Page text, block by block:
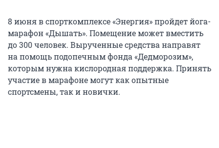
8 июня в спорткомплексе «Энергия» пройдет йога-
марафон «Дышать». Помещение может вместить
до 300 человек. Вырученные средства направят
на помощь подопечным фонда «Дедморозим»,
которым нужна кислородная поддержка. Принять
участие в марафоне могут как опытные
спортсмены, так и новички.